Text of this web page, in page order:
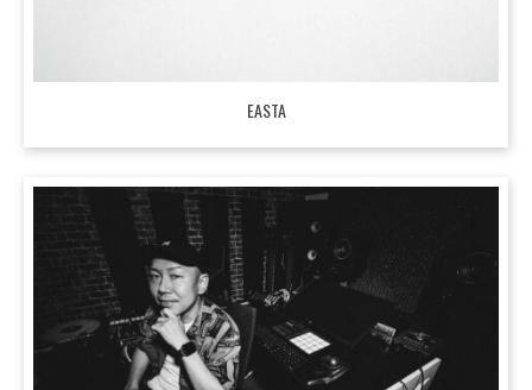
EASTA